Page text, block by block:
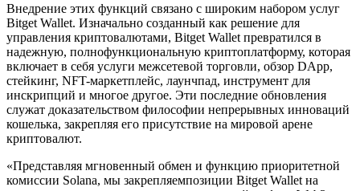
Внедрение этих функций связано с широким набором услуг
Bitget Wallet. Изначально созданный как решение для
управления криптовалютами, Bitget Wallet превратился в
надежную, полнофункциональную криптоплатформу, которая
включает в себя услуги межсетевой торговли, обзор DApp,
стейкинг, NFT-маркетплейс, лаунчпад, инструмент для
инскрипций и многое другое. Эти последние обновления
служат доказательством философии непрерывных инноваций
кошелька, закрепляя его присутствие на мировой арене
криптовалют.
«Представляя мгновенный обмен и функцию приоритетной
комиссии Solana, мы закрепляемпозиции Bitget Wallet на